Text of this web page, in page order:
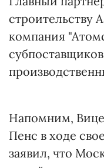
строительству
компания
Напомним,
Пенс в ходе
заявил, что